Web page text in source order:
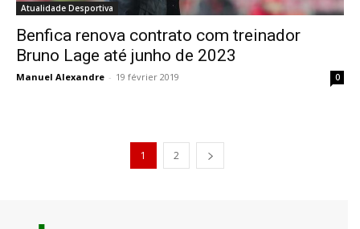
Atualidade Desportiva
Benfica renova contrato com treinador
Bruno Lage até junho de 2023
Manuel Alexandre - 19 février 2019 0
1 2